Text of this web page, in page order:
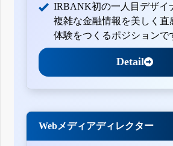
IRBANK初の一人目デザイ
複雑な金融情報を美しく直
体験をつくるポジションで
Detail
Webメディアディレクター